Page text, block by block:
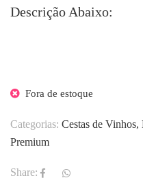
Descrição Abaixo:
Fora de estoque
Categorias: Cestas de
Premium
Share: